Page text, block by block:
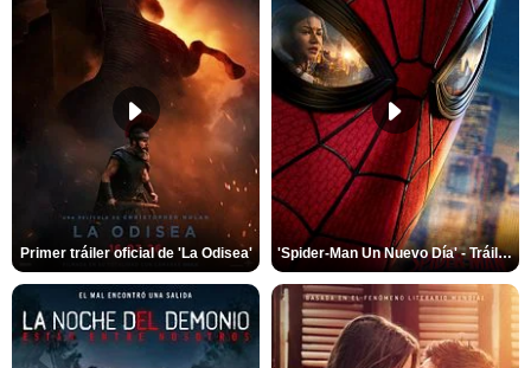
Primer tráiler oficial de 'La Odisea' 'Spider-Man Un Nuevo Día' - Tráiler oficial subtitulado